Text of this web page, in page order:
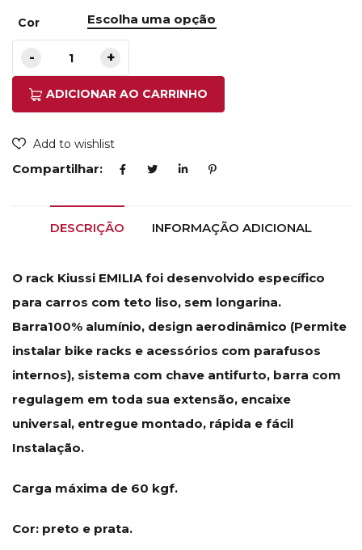
Cor
ADICIONAR AO CARRINHO
Add to wishlist
Compartilhar:
DESCRIÇÃO INFORMAÇÃO ADICIONAL
O rack Kiussi EMILIA foi desenvolvido específico
para carros com teto liso, sem longarina.
Barra100% alumínio, design aerodinâmico (Permite
instalar bike racks e acessórios com parafusos
internos), sistema com chave antifurto, barra com
regulagem em toda sua extensão, encaixe
universal, entregue montado, rápida e fácil
Instalação.
Carga máxima de 60 kgf.
Cor: preto e prata.